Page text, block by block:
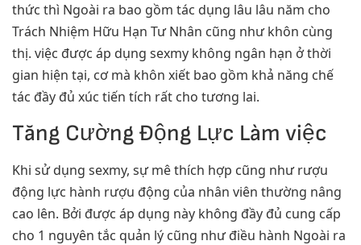
thức thì Ngoài ra bao gồm tác dụng lâu lâu năm cho
Trách Nhiệm Hữu Hạn Tư Nhân cũng như khôn cùng
thị. việc được áp dụng sexmy không ngân hạn ở thời
gian hiện tại, cơ mà khôn xiết bao gồm khả năng chế
tác đầy đủ xúc tiến tích rất cho tương lai.
Tăng Cường Động Lực Làm việc
Khi sử dụng sexmy, sự mê thích hợp cũng như rượu
động lực hành rượu động của nhân viên thường nâng
cao lên. Bởi được áp dụng này không đầy đủ cung cấp
cho 1 nguyên tắc quản lý cũng như điều hành Ngoài ra